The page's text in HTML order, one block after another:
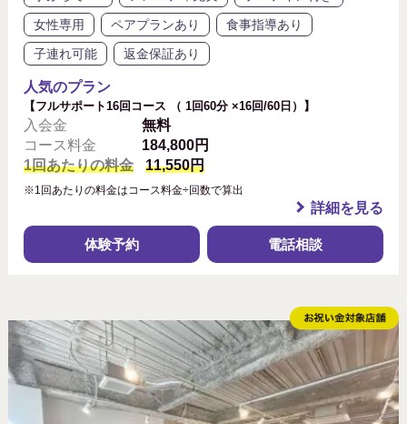
女性専用
ペアプランあり
食事指導あり
子連れ可能
返金保証あり
人気のプラン
【フルサポート16回コース （ 1回60分 ×16回/60日）】
入会金
無料
コース料金
184,800円
1回あたりの料金
11,550円
※1回あたりの料金はコース料金÷回数で算出
詳細を見る
体験予約 電話相談